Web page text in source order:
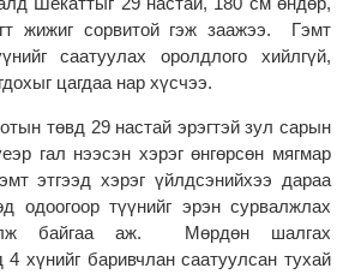
жижиг сорвитой гэж заажээ. Гэмт
саатуулах оролдлого хийлгүй,
цагдаа нар хүсчээ.
төвд 29 настай эрэгтэй зул сарын
гал нээсэн хэрэг өнгөрсөн мягмар
этгээд хэрэг үйлдсэнийхээ дараа
одоогоор түүнийг эрэн сурвалжлах
байгаа аж. Мөрдөн шалгах
хүнийг баривчлан саатуулсан тухай